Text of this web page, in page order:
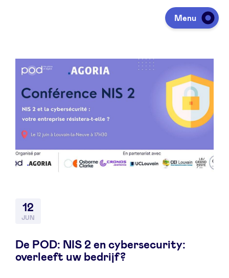
Menu
Investeren
Fondsen ophalen
Portfolio
12
JUN
De POD: NIS 2 en cybersecurity:
overleeft uw bedrijf?